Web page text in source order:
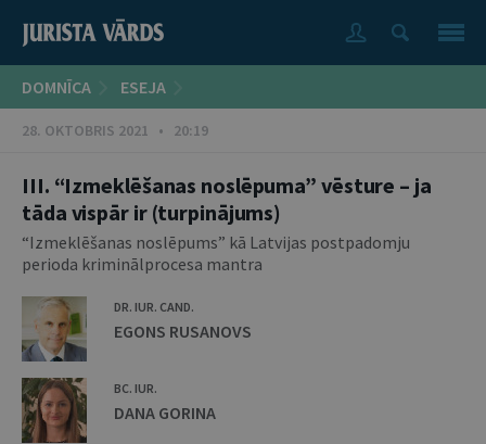
DOMNĪCA ESEJA
28. OKTOBRIS 2021 • 20:19
III. “Izmeklēšanas noslēpuma” vēsture – ja
tāda vispār ir (turpinājums)
“Izmeklēšanas noslēpums” kā Latvijas postpadomju
perioda kriminālprocesa mantra
DR. IUR. CAND.
EGONS RUSANOVS
BC. IUR.
DANA GORINA